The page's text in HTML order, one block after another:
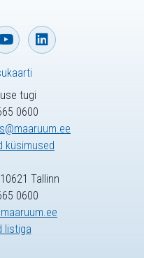
tugi
0600
küsimused
Tallinn
0600
listiga